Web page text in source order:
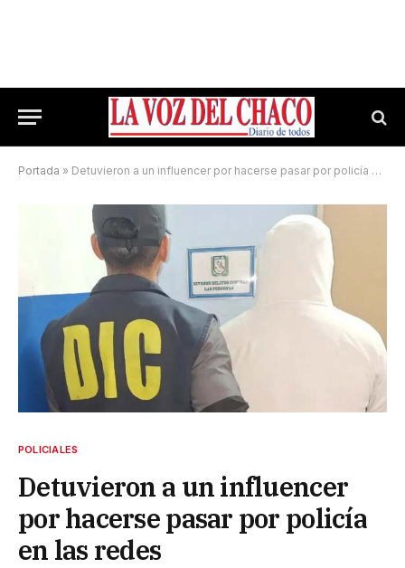
Portada » Detuvieron a un influencer por hacerse pasar por policía en las redes
POLICIALES
Detuvieron a un influencer
por hacerse pasar por policía
en las redes